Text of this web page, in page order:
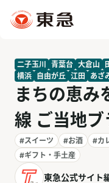
二子玉川 青葉台 大倉山
横浜 自由が丘 江田 あざ
まちの恵み
線 ご当地
#スイーツ #お酒 #カ
#ギフト・手土産
東急公式サイト